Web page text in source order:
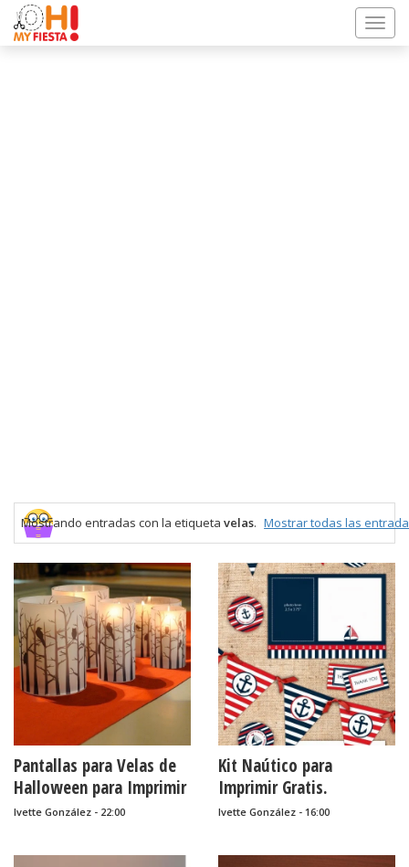
Mostrando entradas con la etiqueta velas. Mostrar todas las
Pantallas para Velas de
Halloween para Imprimir
Gratis.
Ivette González - 22:00
Kit Naútico para
Imprimir Gratis.
Ivette González - 16:00